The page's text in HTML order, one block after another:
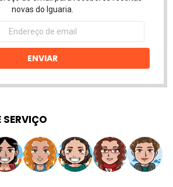
novas do Iguaria.
ENVIAR
SERVIÇO